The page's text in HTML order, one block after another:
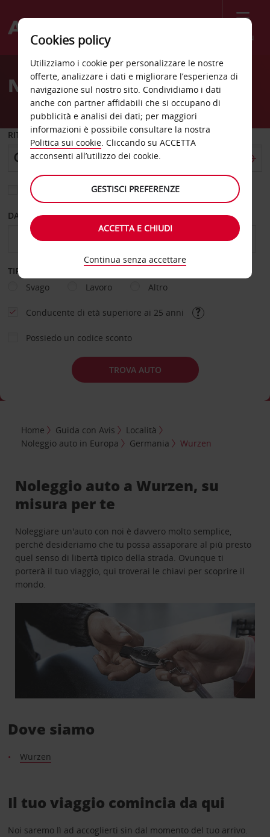
Menù
Welcome
AvisNoleggio auto Wurzen
RITIRO DA
Scegli una località di riconsegna diversa
DAL GIORNO AL GIORNO
TIPOLOGIA DI NOLEGGIO
Svago
Lavoro Altro
Conducente di età superiore ai 25 anni
Possiedo un codice sconto
TROVA AUTO
Home Guida con Avis
Località
Noleggio auto in Europa
Germania Wurzen
Noleggio auto a Wurzen, su
misura per te
Noleggiare un'auto con noi è davvero molto semplice,
perché desideriamo che tu possa assaporare al più presto
quel senso di libertà tipico della strada. Ovunque ti
porterà il tuo viaggio, qui troverai le chiavi per scoprire il
mondo.
Dove siamo
Wurzen
Il tuo viaggio comincia da qui
Noi saremo lì ad accoglierti sin dal momento del tuo arrivo.
Cookies policy
Utilizziamo i cookie per personalizzare le nostre
offerte, analizzare i dati e migliorare l’esperienza di
navigazione sul nostro sito. Condividiamo i dati
anche con partner affidabili che si occupano di
pubblicità e analisi dei dati; per maggiori
informazioni è possibile consultare la nostra
Politica sui cookie. Cliccando su ACCETTA
acconsenti all’utilizzo dei cookie.
GESTISCI PREFERENZE
ACCETTA E CHIUDI
Continua senza accettare